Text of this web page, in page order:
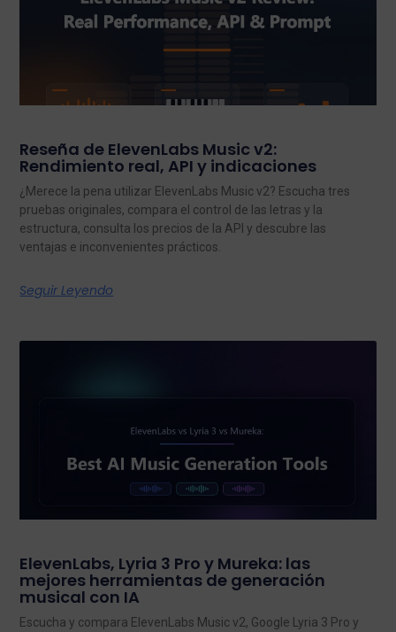
Reseña de ElevenLabs Music v2:
Rendimiento real, API y indicaciones
¿Merece la pena utilizar ElevenLabs Music v2? Escucha tres
pruebas originales, compara el control de las letras y la
estructura, consulta los precios de la API y descubre las
ventajas e inconvenientes prácticos.
Seguir Leyendo
ElevenLabs, Lyria 3 Pro y Mureka: las
mejores herramientas de generación
musical con IA
Escucha y compara ElevenLabs Music v2, Google Lyria 3 Pro y